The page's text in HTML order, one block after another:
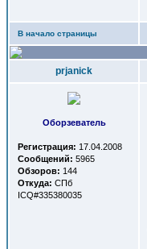
В начало страницы
prjanick
Оборзеватель
Регистрация: 17.04.2008
Сообщений: 5965
Обзоров: 144
Откуда: СПб
ICQ#335380035